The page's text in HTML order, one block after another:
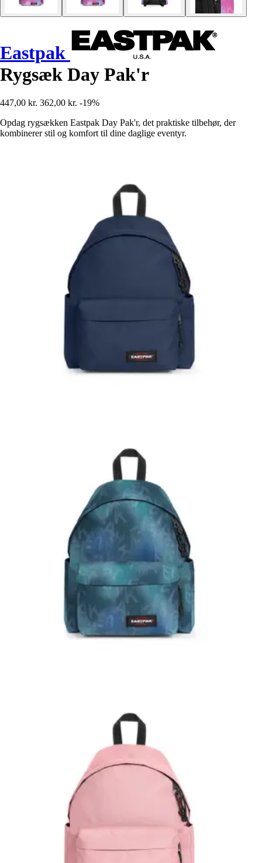
Eastpak
Rygsæk Day Pak'r
447,00 kr. 362,00 kr. -19%
Opdag rygsækken Eastpak Day Pak'r, det praktiske tilbehør, der
kombinerer stil og komfort til dine daglige eventyr.